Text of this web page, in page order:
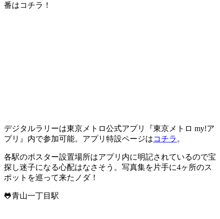
番はコチラ！
デジタルラリーは東京メトロ公式アプリ『東京メトロ my!ア
プリ』内で参加可能。アプリ特設ページはコチラ 。
各駅のポスター設置場所はアプリ内に明記されているので宝
探し迷子になる心配はなさそう。写真集を片手に4ヶ所のス
ポットを巡って来たノダ！
🐸青山一丁目駅